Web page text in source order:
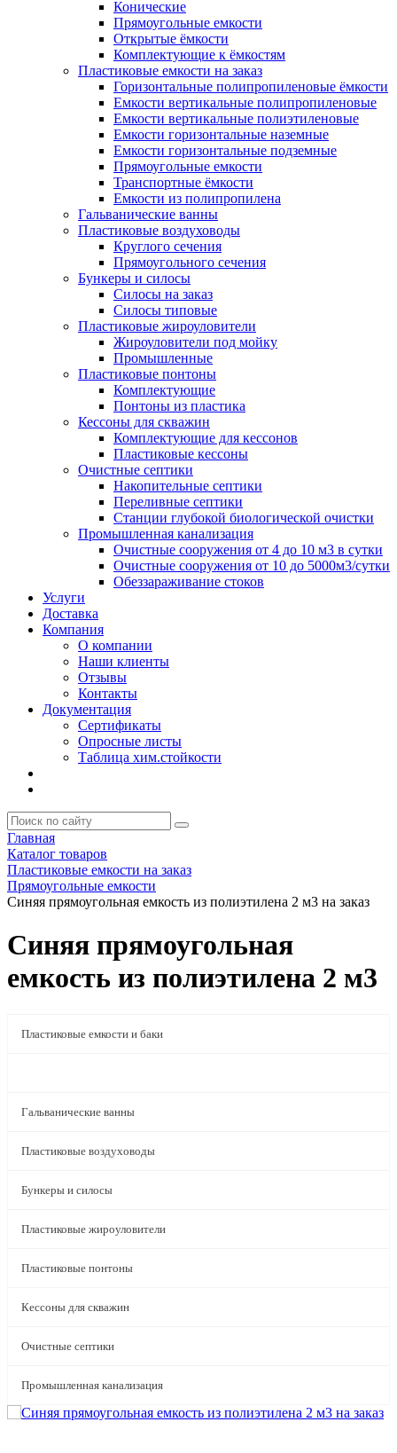
Конические
Прямоугольные емкости
Открытые ёмкости
Комплектующие к ёмкостям
Пластиковые емкости на заказ
Горизонтальные полипропиленовые ёмкости
Емкости вертикальные полипропиленовые
Емкости вертикальные полиэтиленовые
Емкости горизонтальные наземные
Емкости горизонтальные подземные
Прямоугольные емкости
Транспортные ёмкости
Емкости из полипропилена
Гальванические ванны
Пластиковые воздуховоды
Круглого сечения
Прямоугольного сечения
Бункеры и силосы
Силосы на заказ
Силосы типовые
Пластиковые жироуловители
Жироуловители под мойку
Промышленные
Пластиковые понтоны
Комплектующие
Понтоны из пластика
Кессоны для скважин
Комплектующие для кессонов
Пластиковые кессоны
Очистные септики
Накопительные септики
Переливные септики
Станции глубокой биологической очистки
Промышленная канализация
Очистные сооружения от 4 до 10 м3 в сутки
Очистные сооружения от 10 до 5000м3/сутки
Обеззараживание стоков
Услуги
Доставка
Компания
О компании
Наши клиенты
Отзывы
Контакты
Документация
Сертификаты
Опросные листы
Таблица хим.стойкости
Главная
Каталог товаров
Пластиковые емкости на заказ
Прямоугольные емкости
Синяя прямоугольная емкость из полиэтилена 2 м3 на заказ
Синяя прямоугольная
емкость из полиэтилена 2 м3
Пластиковые емкости и баки
Гальванические ванны
Пластиковые воздуховоды
Бункеры и силосы
Пластиковые жироуловители
Пластиковые понтоны
Кессоны для скважин
Очистные септики
Промышленная канализация